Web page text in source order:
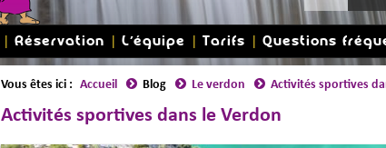
Réservation L'équipe Tarifs Questions
Vous êtes ici : Accueil Blog Le verdon Activités sportives
Activités sportives dans le Verdon